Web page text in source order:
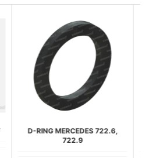
BALATALI ÇELİK PLATE FABOR
(28) 722.9 LATE